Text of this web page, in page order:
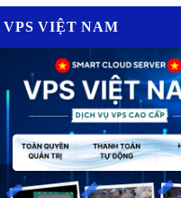
VPS VIỆT NAM